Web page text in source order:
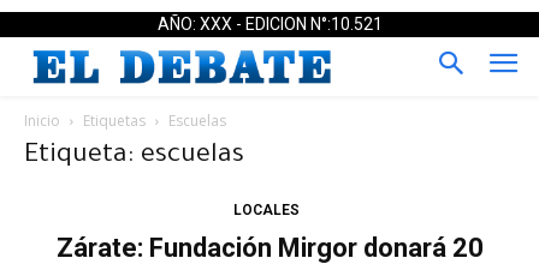
AÑO: XXX - EDICION N°:10.521
Inicio Etiquetas Escuelas
Etiqueta: escuelas
LOCALES
Zárate: Fundación Mirgor donará 20